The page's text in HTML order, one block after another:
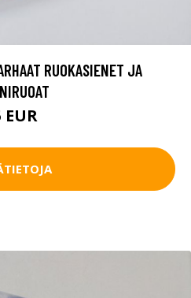
RUOKASIENET JA
EUR